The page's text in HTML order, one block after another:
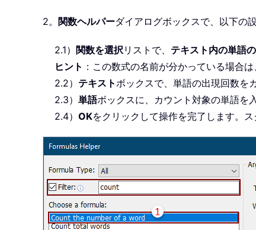
2。 関数ヘルパーダイアログボックスで、以下の
2.1） 関数を選択リストで、 テキスト内の単語
ヒント ：この数式の名前が分かっている場合は
2.2） テキストボックスで、単語の出現回数を
2.3） 単語ボックスに、カウント対象の単語を
2.4） OKをクリックして操作を完了します。